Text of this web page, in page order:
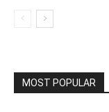
MOST POPULAR